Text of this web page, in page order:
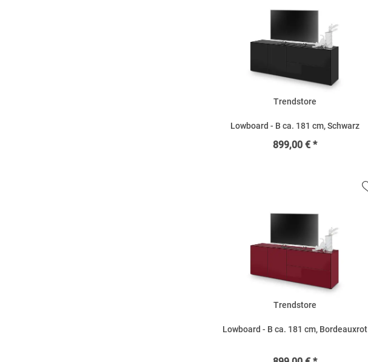
Trendstore
Lowboard - B ca. 181 cm, Schwarz
899,00 € *
Trendstore
Lowboard - B ca. 181 cm, Bordeauxrot